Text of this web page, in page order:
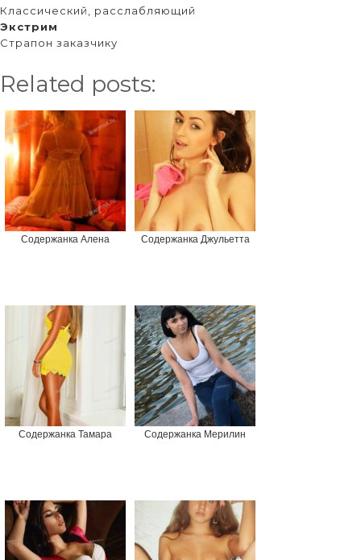
Классический, расслабляющий
Экстрим
Страпон заказчику
Related posts:
Содержанка Алена Содержанка Джульетта
Содержанка Тамара Содержанка Мерилин